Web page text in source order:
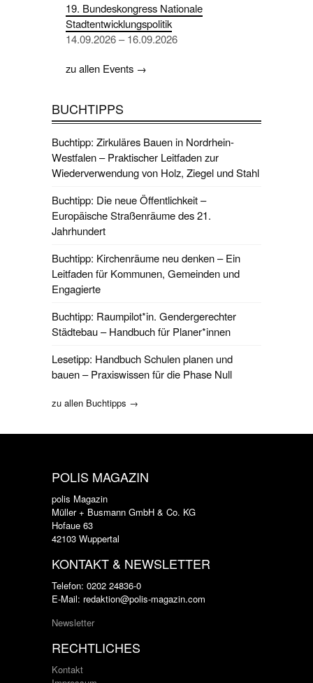
19. Bundeskongress Nationale
Stadtentwicklungspolitik
14.09.2026 – 16.09.2026
zu allen Events →
BUCHTIPPS
Buchtipp: Zirkuläres Bauen in Nordrhein-
Westfalen – Praktischer Leitfaden zur
Wiederverwendung von Holz, Ziegel und Stahl
Buchtipp: Die neue Öffentlichkeit –
Europäische Straßenräume des 21.
Jahrhundert
Buchtipp: Kirchenräume neu denken – Ein
Leitfaden für Kommunen, Gemeinden und
Engagierte
Buchtipp: Raumpilot*in. Gendergerechter
Städtebau – Handbuch für Planer*innen
Lesetipp: Handbuch Schulen planen und
bauen – Praxiswissen für die Phase Null
zu allen Buchtipps →
POLIS MAGAZIN
polis Magazin
Müller + Busmann GmbH & Co. KG
Hofaue 63
42103 Wuppertal
KONTAKT & NEWSLETTER
Telefon: 0202 24836-0
E-Mail: redaktion@polis-magazin.com
Newsletter
RECHTLICHES
Kontakt